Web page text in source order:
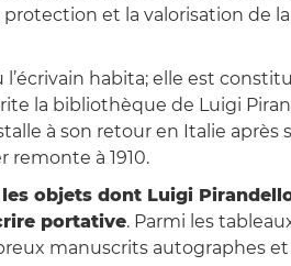
et la valorisation de
habita; elle est
la bibliothèque de Luigi
à son retour en Italie après
remonte à 1910.
les objets dont Luigi
portative. Parmi les
manuscrits autographes et